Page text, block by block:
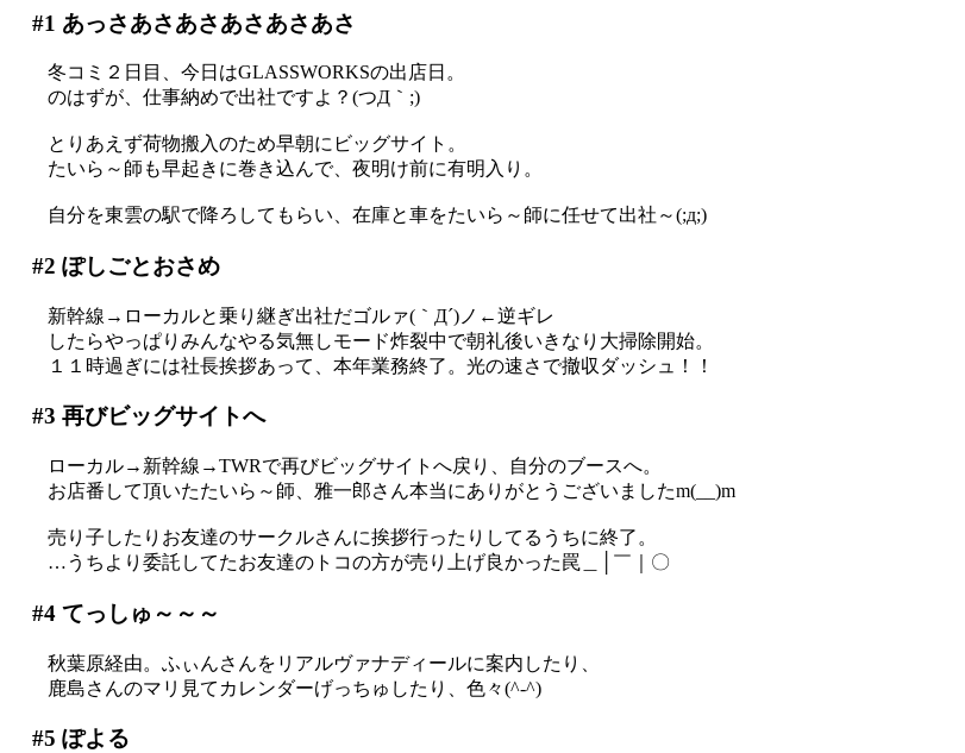
#1 あっさあさあさあさあさあさ
冬コミ２日目、今日はGLASSWORKSの出店日。
のはずが、仕事納めで出社ですよ？(つД｀;)
とりあえず荷物搬入のため早朝にビッグサイト。
たいら～師も早起きに巻き込んで、夜明け前に有明入り。
自分を東雲の駅で降ろしてもらい、在庫と車をたいら～師に任せて出社～(;д;)
#2 ぽしごとおさめ
新幹線→ローカルと乗り継ぎ出社だゴルァ(｀Д´)ノ←逆ギレ
したらやっぱりみんなやる気無しモード炸裂中で朝礼後いきなり大掃除開始。
１１時過ぎには社長挨拶あって、本年業務終了。光の速さで撤収ダッシュ！！
#3 再びビッグサイトへ
ローカル→新幹線→TWRで再びビッグサイトへ戻り、自分のブースへ。
お店番して頂いたたいら～師、雅一郎さん本当にありがとうございましたm(__)m
売り子したりお友達のサークルさんに挨拶行ったりしてるうちに終了。
…うちより委託してたお友達のトコの方が売り上げ良かった罠＿│￣｜〇
#4てっしゅ～～～
秋葉原経由。ふぃんさんをリアルヴァナディールに案内したり、
鹿島さんのマリ見てカレンダーげっちゅしたり、色々(^-^)
#5 ぽよる